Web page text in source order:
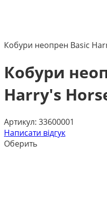
Кобури неопрен Basic
Кобури
Harry's
Артикул: 33600001
Написати відгук
Оберить